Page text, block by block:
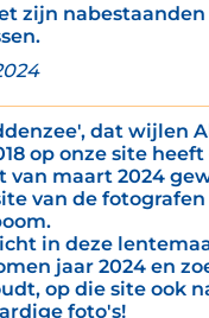
zijn nabestaanden
dat wijlen
op onze site
van maart 2024
van de fotografen
in deze
jaar 2024 en
op die site ook
foto's!